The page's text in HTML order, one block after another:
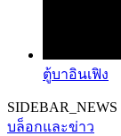
ตู้บาอินเฟิง
SIDEBAR_NEWS
บล็อกและข่าว